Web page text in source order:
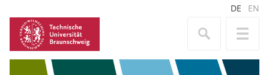
DE EN